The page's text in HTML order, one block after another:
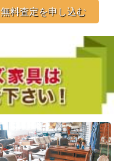
無料査定を申し込む